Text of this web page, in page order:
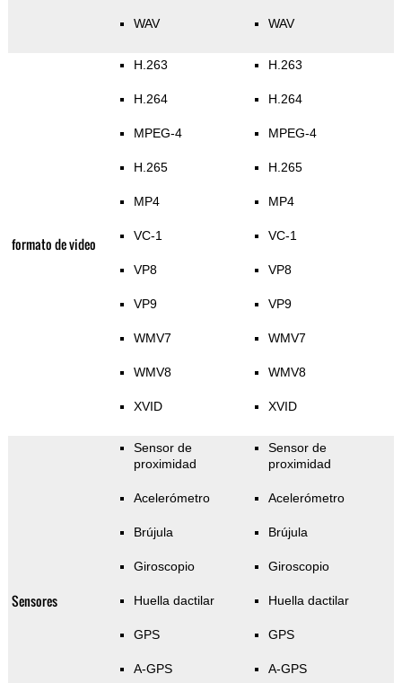
WAV WAV
formato de video
H.263
H.264
MPEG-4
H.265
MP4
VC-1
VP8
VP9
WMV7
WMV8
XVID
H.263
H.264
MPEG-4
H.265
MP4
VC-1
VP8
VP9
WMV7
WMV8
XVID
Sensores
Sensor de
proximidad
Acelerómetro
Brújula
Giroscopio
Huella dactilar
GPS
A-GPS
Sensor de
proximidad
Acelerómetro
Brújula
Giroscopio
Huella dactilar
GPS
A-GPS